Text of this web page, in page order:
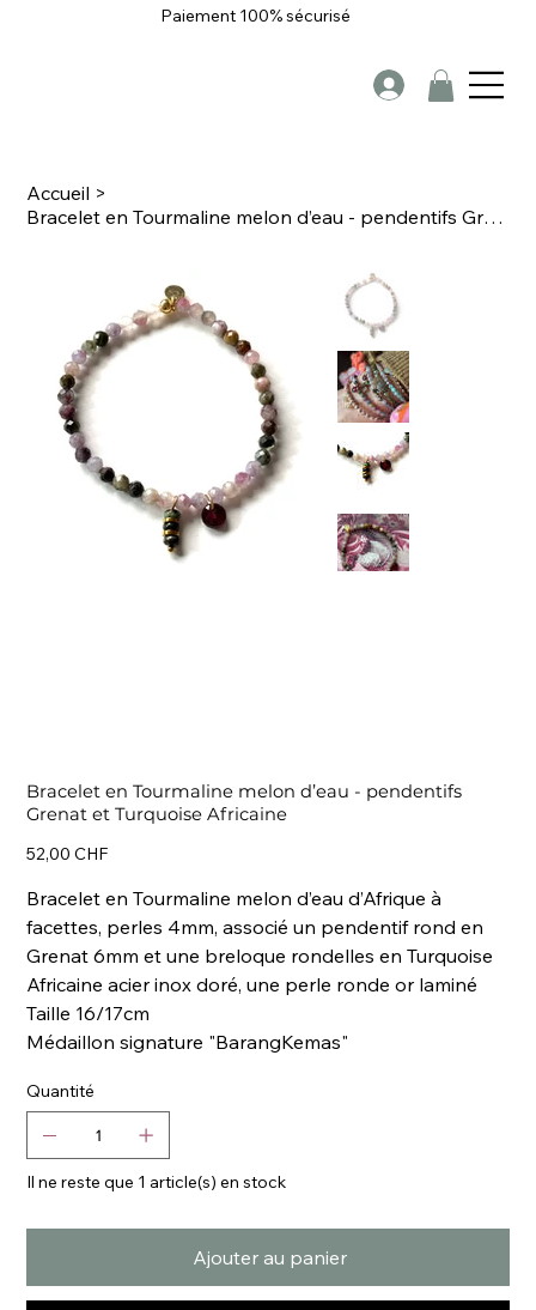
Paiement 100% sécurisé
Accueil >
Bracelet en Tourmaline melon d’eau - pendentifs Grenat et Turquoise Africaine
Bracelet en Tourmaline melon d’eau - pendentifs
Grenat et Turquoise Africaine
Prix
52,00 CHF
Bracelet en Tourmaline melon d’eau d’Afrique à
facettes, perles 4mm, associé un pendentif rond en
Grenat 6mm et une breloque rondelles en Turquoise
Africaine acier inox doré, une perle ronde or laminé
Taille 16/17cm
Médaillon signature "BarangKemas"
Quantité
Il ne reste que 1 article(s) en stock
Ajouter au panier